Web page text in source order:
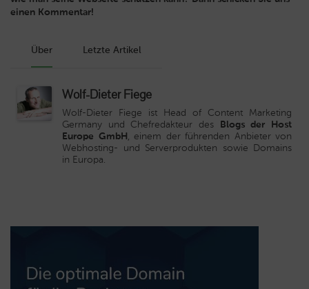
einen Kommentar!
Über Letzte Artikel
Wolf-Dieter Fiege
Wolf-Dieter Fiege ist Head of Content Marketing
Germany und Chefredakteur des Blogs der Host
Europe GmbH, einem der führenden Anbieter von
Webhosting- und Serverprodukten sowie Domains
in Europa.